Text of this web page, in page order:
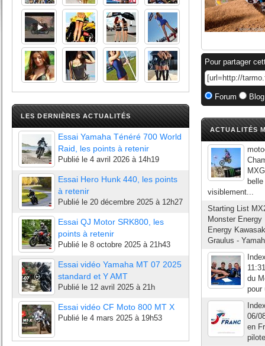
LES DERNIÈRES ACTUALITÉS
Essai Yamaha Ténéré 700 World
Raid, les points à retenir
Publié le 4 avril 2026 à 14h19
Essai Hero Hunk 440, les points
à retenir
Publié le 20 décembre 2025 à 12h27
Essai QJ Motor SRK800, les
points à retenir
Publié le 8 octobre 2025 à 21h43
Essai vidéo Yamaha MT 07 2025
standard et Y AMT
Publié le 12 avril 2025 à 21h
Essai vidéo CF Moto 800 MT X
Publié le 4 mars 2025 à 19h53
Pour partager
Forum
ACTUALITÉS
visiblement...
Starting List
Monster
Energy
Graulus -
du
pour
06/
en